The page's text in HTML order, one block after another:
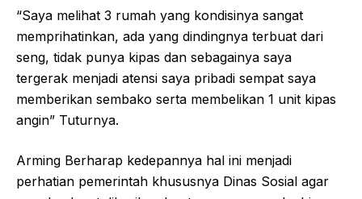
“Saya melihat 3 rumah yang kondisinya sangat
memprihatinkan, ada yang dindingnya terbuat dari
seng, tidak punya kipas dan sebagainya saya
tergerak menjadi atensi saya pribadi sempat saya
memberikan sembako serta membelikan 1 unit kipas
angin” Tuturnya.
Arming Berharap kedepannya hal ini menjadi
perhatian pemerintah khususnya Dinas Sosial agar